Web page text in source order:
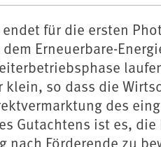
endet für die ersten
Erneuerbare-
klein, so dass die
des
Gutachtens ist es,
nach Förderende zu